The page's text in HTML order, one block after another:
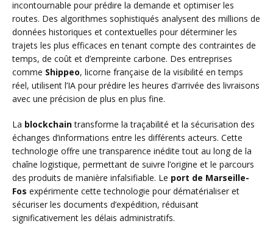
incontournable pour prédire la demande et optimiser les
routes. Des algorithmes sophistiqués analysent des millions de
données historiques et contextuelles pour déterminer les
trajets les plus efficaces en tenant compte des contraintes de
temps, de coût et d’empreinte carbone. Des entreprises
comme Shippeo, licorne française de la visibilité en temps
réel, utilisent l’IA pour prédire les heures d’arrivée des livraisons
avec une précision de plus en plus fine.
La blockchaintransforme la traçabilité et la sécurisation des
échanges d’informations entre les différents acteurs. Cette
technologie offre une transparence inédite tout au long de la
chaîne logistique, permettant de suivre l’origine et le parcours
des produits de manière infalsifiable. Le port de Marseille-
Fos expérimente cette technologie pour dématérialiser et
sécuriser les documents d’expédition, réduisant
significativement les délais administratifs.